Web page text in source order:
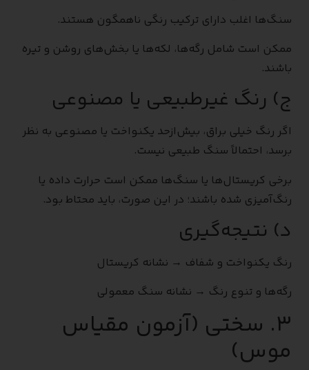
سنگ‌ها اغلب دارای ترکیب رنگی ناهمگون هستند.
ممکن است شامل رگه‌ها، لکه‌ها یا بخش‌های روشن و تیره
باشند.
ج) رنگ غیرطبیعی یا مصنوعی
اگر رنگ خیلی براق، بیش‌ازحد یکنواخت یا مصنوعی به نظر
برسد، احتمالاً سنگ طبیعی نیست.
برخی کریستال‌ها یا سنگ‌ها ممکن است حرارت داده یا
رنگ‌آمیزی شده باشند؛ در این صورت، باید محتاط بود.
د) نتیجه‌گیری
رنگ یکنواخت و شفاف → نشانه کریستال
رگه‌ها و تنوع رنگ → نشانه سنگ معمولی
۳. سختی (آزمون مقیاس
موس)